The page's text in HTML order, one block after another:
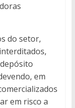
do setor,
em
em risco a